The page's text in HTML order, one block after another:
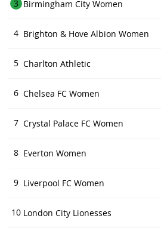
3 Birmingham City Women
4 Brighton & Hove Albion Women
5 Charlton Athletic
6 Chelsea FC Women
7 Crystal Palace FC Women
8 Everton Women
9 Liverpool FC Women
10 London City Lionesses